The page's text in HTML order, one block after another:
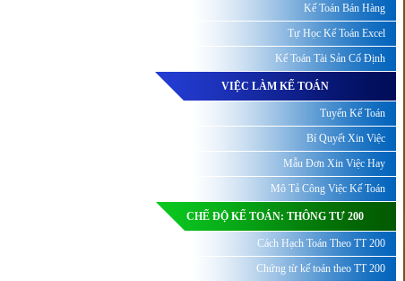
Kế Toán Bán Hàng
Tự Học Kế Toán Excel
Kế Toán Tài Sản Cố Định
VIỆC LÀM KẾ TOÁN
Tuyển Kế Toán
Bí Quyết Xin Việc
Mẫu Đơn Xin Việc Hay
Mô Tả Công Việc Kế Toán
CHẾ ĐỘ KẾ TOÁN: THÔNG TƯ 200
Cách Hạch Toán Theo TT 200
Chứng từ kế toán theo TT 200